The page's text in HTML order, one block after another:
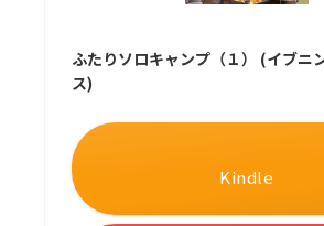
ふたりソロキャンプ（１） (イブニ
ス)
Kindle